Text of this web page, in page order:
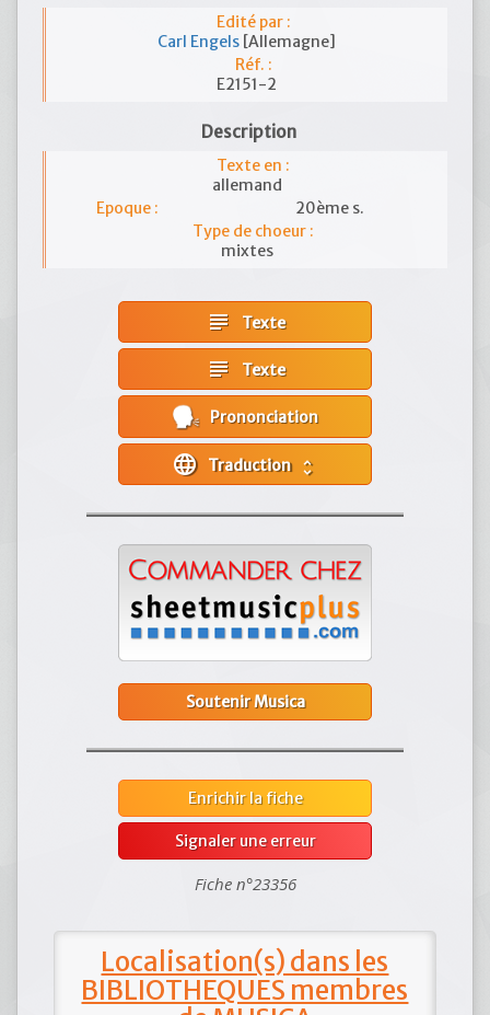
Edité par :
Carl Engels [Allemagne]
Réf. :
E2151-2
Description
Texte en :
allemand
Epoque :
20ème s.
Type de choeur :
mixtes
subject Texte
subject Texte
Prononciation
language unfold_more
Soutenir Musica
Enrichir la fiche
Signaler une erreur
Fiche n°23356
Localisation(s) dans les
BIBLIOTHEQUES membres